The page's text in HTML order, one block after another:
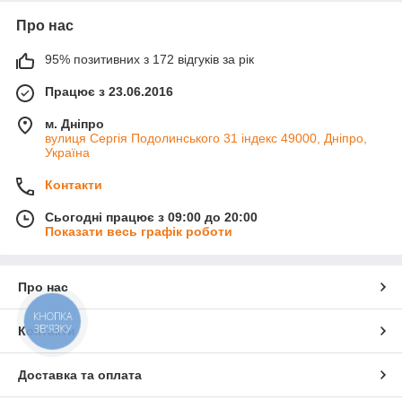
Про нас
95% позитивних з 172 відгуків за рік
Працює з 23.06.2016
м. Дніпро
вулиця Сергія Подолинського 31 індекс 49000, Дніпро,
Україна
Контакти
Сьогодні працює з 09:00 до 20:00
Показати весь графік роботи
Про нас
Контакти
Доставка та оплата
КНОПКА
ЗВ'ЯЗКУ